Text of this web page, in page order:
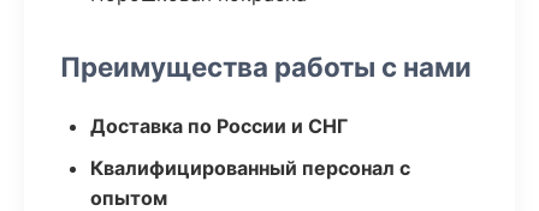
Преимущества работы с нами
Доставка по России и СНГ
Квалифицированный персонал с
опытом